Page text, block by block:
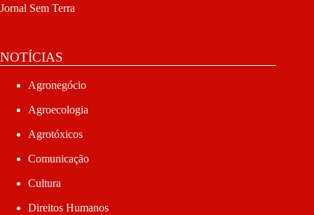
Jornal Sem Terra
NOTÍCIAS
Agronegócio
Agroecologia
Agrotóxicos
Comunicação
Cultura
Direitos Humanos